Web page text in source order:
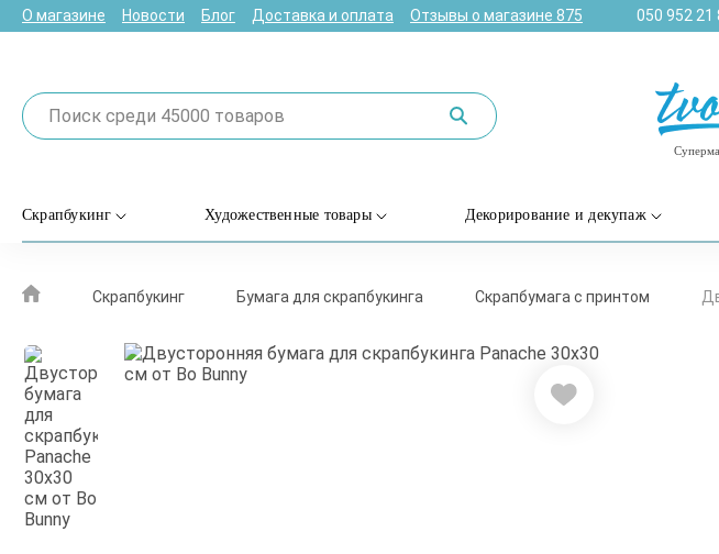
О магазине Новости Блог Доставка и оплата Отзывы о магазине 875 050 952 21
Скрапбукинг Художественные товары Декорирование и декупаж
Скрапбукинг Бумага для скрапбукинга Скрапбумага с принтом